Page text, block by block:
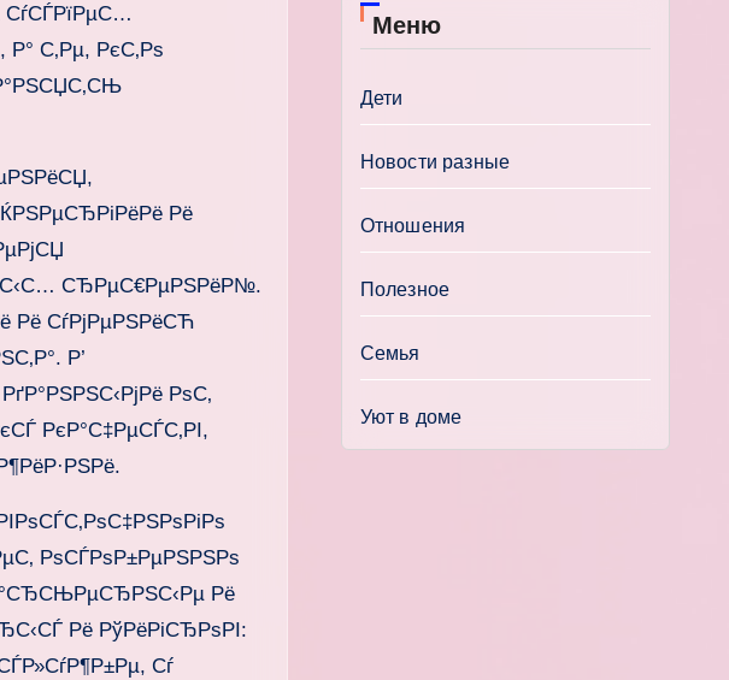
СѓСЃРїРµС…
С‚Рµ, РєС‚Рѕ
Рё
СЂРµС€РµРЅРёР№.
Рё СѓРјРµРЅРёСЋ
Р’
РѕС‚
РєР°С‡РµСЃС‚РІ,
РѕСЃРѕР±РµРЅРЅРѕ
Рё
Рё РўРёРіСЂРѕРІ:
Сѓ
Меню
Дети
Новости разные
Отношения
Полезное
Семья
Уют в доме